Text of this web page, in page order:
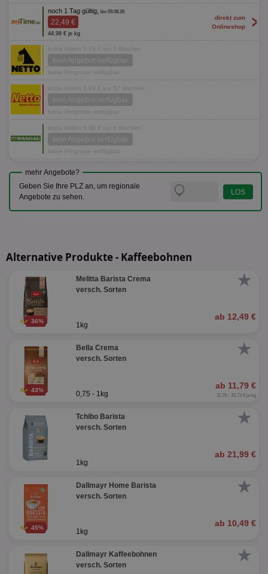
noch 1 Tag gültig, bis 09.08.26
22,49 €
44,98 € je kg
direkt zum
Onlineshop
>
letzte Aktion 6,79 € vor 3 Wochen
kein Angebot verfügbar
keine Prognose verfügbar
letzte Aktion 6,99 € vor 57 Wochen
kein Angebot verfügbar
keine Prognose verfügbar
letzte Aktion 6,99 € vor 6 Wochen
kein Angebot verfügbar
keine Prognose verfügbar
mehr Angebote?
Geben Sie Ihre PLZ an, um regionale
Angebote zu sehen.
Alternative Produkte - Kaffeebohnen
★
36%
Melitta Barista Crema
versch. Sorten
ab 12,49 €
1kg
★
43%
Bella Crema
versch. Sorten
ab 11,79 €
0,75 - 1kg 11,79 - 15,72 € je kg
★
Tchibo Barista
versch. Sorten
ab 21,99 €
1kg
★
45%
Dallmayr Home Barista
versch. Sorten
ab 10,49 €
1kg
★
Dallmayr Kaffeebohnen
versch. Sorten